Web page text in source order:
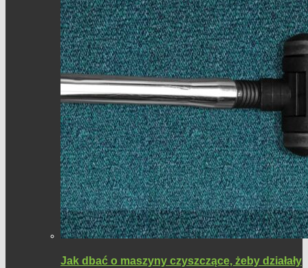
Jak dbać o maszyny czyszczące, żeby działały